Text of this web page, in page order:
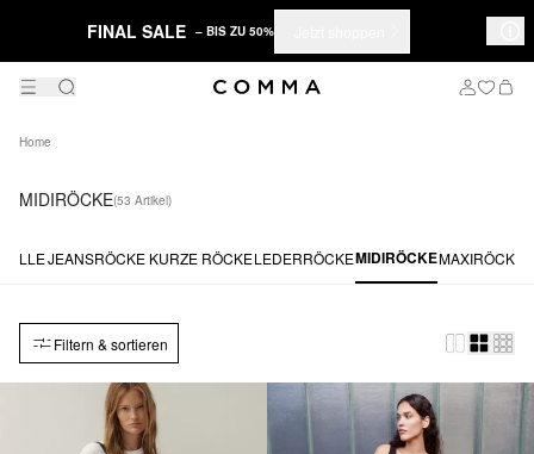
FINAL SALE – BIS ZU 50%
Home
MIDIRÖCKE(53 Artikel)
ALLEJEANSRÖCKE KURZE RÖCKELEDERRÖCKEMIDIRÖCKEMAXIRÖCKE
Filtern & sortieren